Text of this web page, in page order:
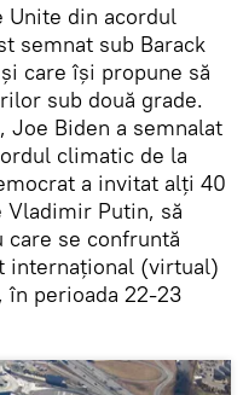
Unite din acordul
semnat sub Barack
care își propune să
sub două grade.
Joe Biden a semnalat
climatic de la
a invitat alţi 40
Putin, să
se confruntă
internațional (virtual)
perioada 22-23